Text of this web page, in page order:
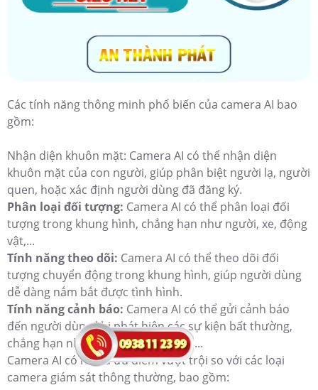
Các tính năng thông minh phổ biến của camera AI bao
gồm:
Nhận diện khuôn mặt: Camera AI có thể nhận diện
khuôn mặt của con người, giúp phân biệt người lạ, người
quen, hoặc xác định người dùng đã đăng ký.
Phân loại đối tượng: Camera AI có thể phân loại đối
tượng trong khung hình, chẳng hạn như người, xe, động
vật,...
Tính năng theo dõi: Camera AI có thể theo dõi đối
tượng chuyển động trong khung hình, giúp người dùng
dễ dàng nắm bắt được tình hình.
Tính năng cảnh báo: Camera AI có thể gửi cảnh báo
đến người dùng khi phát hiện các sự kiện bất thường,
chẳng hạn như xâm nhập, cháy nổ,...
Camera AI có nhiều ưu điểm vượt trội so với các loại
camera giám sát thông thường, bao gồm: